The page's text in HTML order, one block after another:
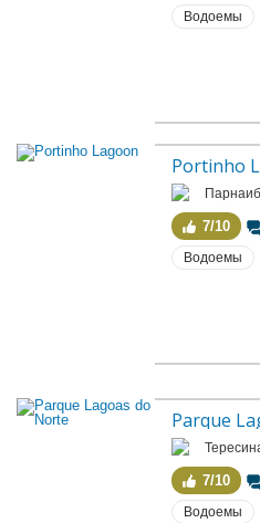
Водоемы
Portinho
7/10
Водоемы
Parque
7/10
Водоемы